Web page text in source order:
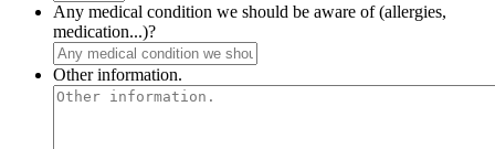
Any medical condition we should be aware of (allergies,
medication...)?
Other information.